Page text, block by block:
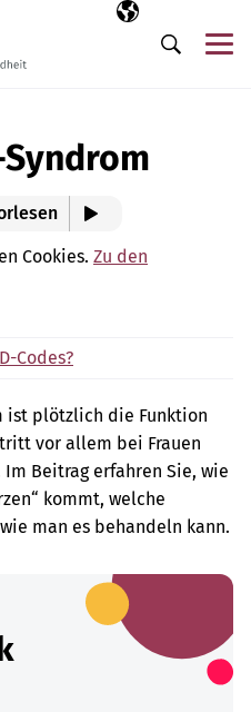
Ausgewählte
DE
Suche
Cookies. Zu den
Codes?
ist plötzlich die Funktion
vor allem bei Frauen
Beitrag erfahren Sie, wie
kommt, welche
man es behandeln kann.